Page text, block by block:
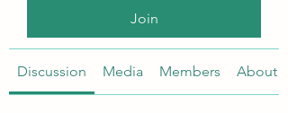
Join
Discussion Media Members About